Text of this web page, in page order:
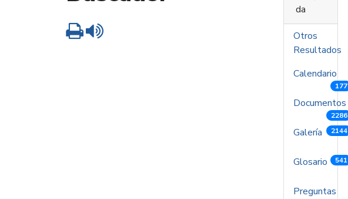
Imprimir
da
Otros
Resultados
Calendario
177
Documentos
2286
Galería 2144
Glosario 541
Preguntas